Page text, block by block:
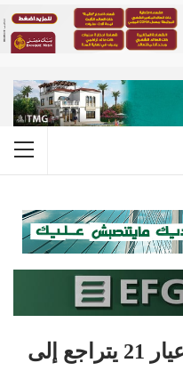
الذهب يواصل الهبوط وعيار 21 يتراجع إلى